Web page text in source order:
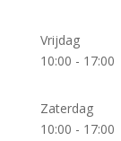
Vrijdag
10:00 - 17:00
Zaterdag
10:00 - 17:00